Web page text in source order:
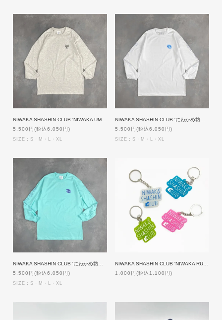
5,500円(税込6,050円)
SIZE：S・M・L・XL
5,500円(税込6,050円)
SIZE：S・M・L・XL
5,500円(税込6,050円)
SIZE：S・M・L・XL
1,000円(税込1,100円)